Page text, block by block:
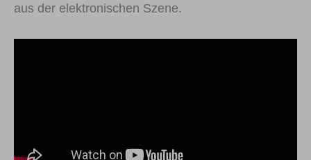
aus der elektronischen Szene.